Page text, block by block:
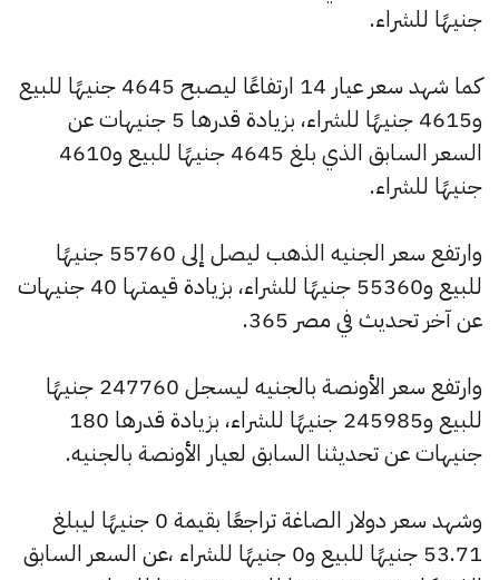
جنيهًا للشراء.
كما شهد سعر عيار 14 ارتفاعًا ليصبح 4645 جنيهًا للبيع
و4615 جنيهًا للشراء، بزيادة قدرها 5 جنيهات عن
السعر السابق الذي بلغ 4645 جنيهًا للبيع و4610
جنيهًا للشراء.
وارتفع سعر الجنيه الذهب ليصل إلى 55760 جنيهًا
للبيع و55360 جنيهًا للشراء، بزيادة قيمتها 40 جنيهات
عن آخر تحديث في مصر 365.
وارتفع سعر الأونصة بالجنيه ليسجل 247760 جنيهًا
للبيع و245985 جنيهًا للشراء، بزيادة قدرها 180
جنيهات عن تحديثنا السابق لعيار الأونصة بالجنيه.
وشهد سعر دولار الصاغة تراجعًا بقيمة 0 جنيهًا ليبلغ
53.71 جنيهًا للبيع و0 جنيهًا للشراء ،عن السعر السابق